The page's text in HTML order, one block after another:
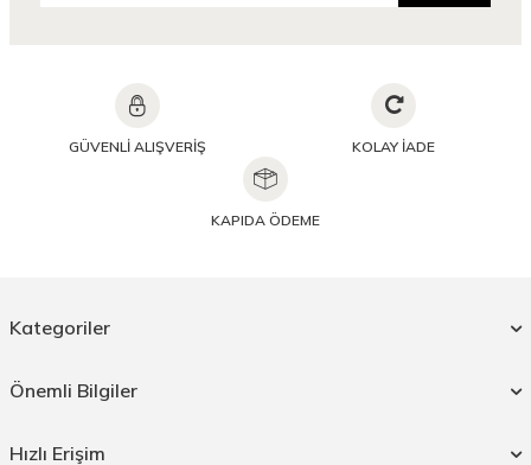
GÜVENLİ ALIŞVERİŞ KOLAY İADE
KAPIDA ÖDEME
Kategoriler
Önemli Bilgiler
Hızlı Erişim